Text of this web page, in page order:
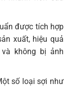
được tích hợp
xuất, hiệu quả
không bị ảnh
số loại sợi như